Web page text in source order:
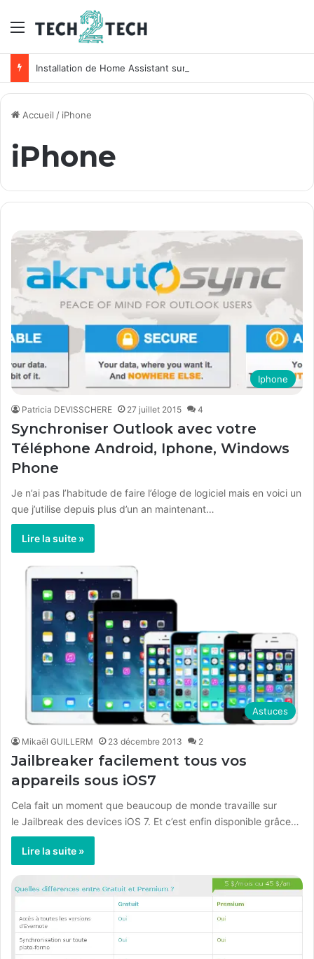
Menu
Installation de Home Assistant sur un NAS Synology
Accueil / iPhone
iPhone
Iphone
Patricia DEVISSCHERE 27 juillet 2015 4
Synchroniser Outlook avec votre
Téléphone Android, Iphone, Windows
Phone
Je n’ai pas l’habitude de faire l’éloge de logiciel mais en voici un
que j’utilise depuis plus d’un an maintenant…
Lire la suite »
Astuces
Mikaël GUILLERM 23 décembre 2013 2
Jailbreaker facilement tous vos
appareils sous iOS7
Cela fait un moment que beaucoup de monde travaille sur
le Jailbreak des devices iOS 7. Et c’est enfin disponible grâce…
Lire la suite »